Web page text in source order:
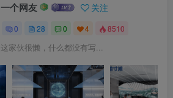
一个网友 关注
0 28 0 4 8510
这家伙很懒，什么都没有写...